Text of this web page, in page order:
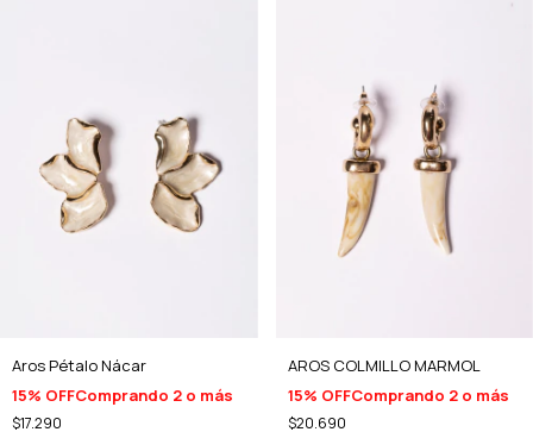
Aros Pétalo Nácar
15% OFFComprando 2 o más
$17.290
AROS COLMILLO MARMOL
15% OFFComprando 2 o más
$20.690